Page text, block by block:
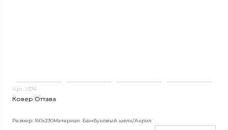
Арт. 2376
Ковер Оттава
Размер: 160х230Материал: Бамбуковый шёлк/Акрил